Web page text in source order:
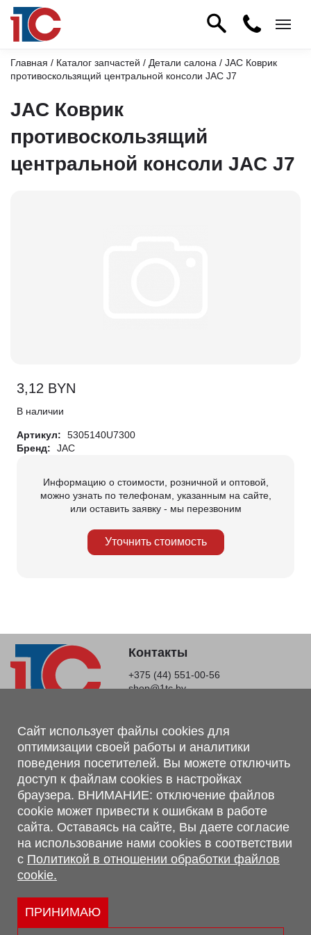
Главная / Каталог запчастей / Детали салона / JAC Коврик
противоскользящий центральной консоли JAC J7
JAC Коврик
противоскользящий
центральной консоли JAC J7
3,12 BYN
В наличии
Артикул:
5305140U7300
Бренд:
JAC
Информацию о стоимости, розничной и оптовой,
можно узнать по телефонам, указанным на сайте,
или оставить заявку - мы перезвоним
Уточнить стоимость
Контакты
+375 (44) 551-00-56
shop@1tc.by
Магазин, склад
г. Минск, Минский р-н, п. Привольный, ул. Мира, 20А,
223062
г. Брест, ул. Лейтенанта Рябцева, 108 В, 224701
Обращаем Ваше внимание, что вся предоставленная на сайте
информация, касающаяся комплектаций, технических
характеристик, цветовых сочетаний, а также стоимости и
сервисного обслуживания носит информационный характер и
не является публичной офертой, определяемой п.2 ст.407
Гражданского кодекса Республики Беларусь.
Политика обработки персональных данных
Политикой в отношении обработки файлов cookie.
Сайт использует файлы cookies для
оптимизации своей работы и аналитики
поведения посетителей. Вы можете отключить
доступ к файлам cookies в настройках
браузера. ВНИМАНИЕ: отключение файлов
cookie может привести к ошибкам в работе
сайта. Оставаясь на сайте, Вы даете согласие
на использование нами cookies в соответствии
с Политикой в отношении обработки файлов
cookie.
ПРИНИМАЮ